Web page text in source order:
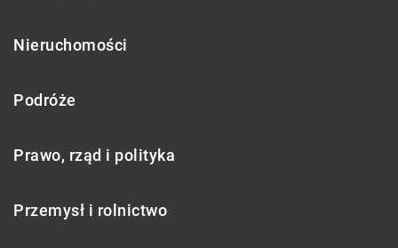
Nieruchomości
Podróże
Prawo, rząd i polityka
Przemysł i rolnictwo